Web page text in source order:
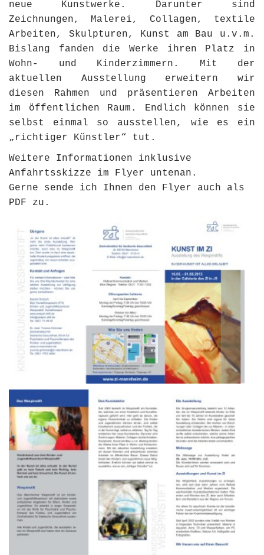
neue Kunstwerke. Darunter sind
Zeichnungen, Malerei, Collagen, textile
Arbeiten, Skulpturen, Kunst am Bau u.v.m.
Bislang fanden die Werke ihren Platz in
Wohn- und Kinderzimmern. Mit der
aktuellen Ausstellung erweitern wir
diesen Rahmen und präsentieren Arbeiten
im öffentlichen Raum. Endlich können sie
selbst einmal so ausstellen, wie es ein
„richtiger Künstler“ tut.
Weitere Informationen inklusive
Anfahrtsskizze im Flyer untenan.
Gerne sende ich Ihnen den Flyer auch als
PDF zu.